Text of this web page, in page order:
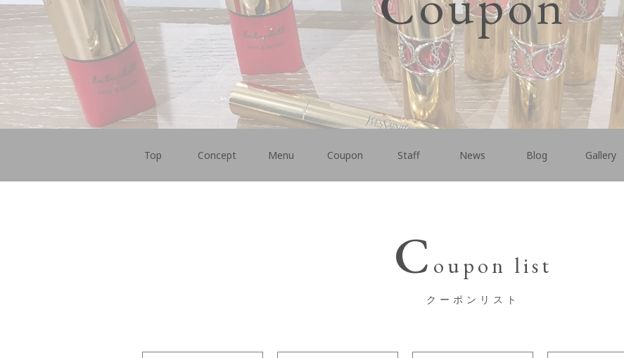
Top Concept Menu Coupon Staff News Blog Gallery
C oupon list
クーポンリスト